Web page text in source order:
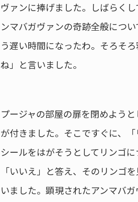
ヴァンに捧げました。しばらく
ンマバガヴァンの奇跡全般につ
う遅い時間になったわ。そろそ
ね」と言いました。
プージャの部屋の扉を閉めよう
が付きました。そこですぐに、
シールをはがそうとしてリンゴ
「いいえ」と答え、そのリンゴ
いました。顕現されたアンマバ